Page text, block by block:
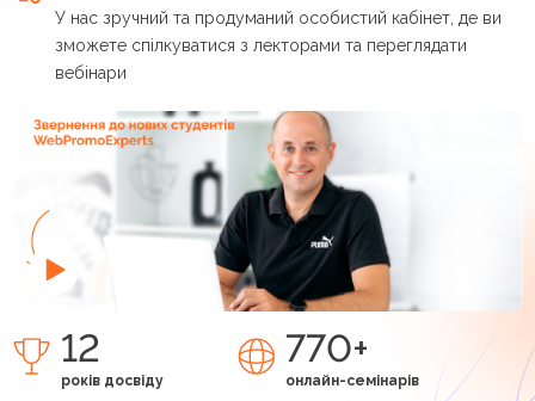
У нас зручний та продуманий особистий кабінет, де ви
зможете спілкуватися з лекторами та переглядати
вебінари
12
років досвіду
770+
онлайн-семінарів